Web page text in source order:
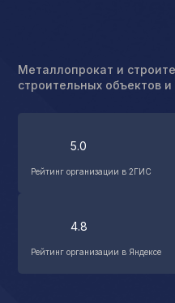
Металлопрокат и
строительных объектов
5.0
Рейтинг организации в 2ГИС
4.8
Рейтинг организации в Яндексе